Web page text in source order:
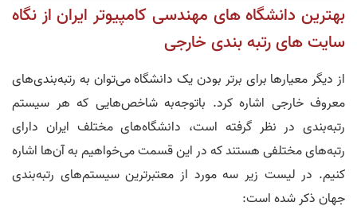
بهترین دانشگاه های مهندسی کامپیوتر ایران از نگاه
سایت های رتبه بندی خارجی
از دیگر معیار‌ها برای برتر بودن یک دانشگاه می‌توان به رتبه‌بندی‌های
معروف خارجی اشاره کرد. باتوجه‌به شاخص‌هایی که هر سیستم
رتبه‌بندی در نظر گرفته است، دانشگاه‌های مختلف ایران دارای
رتبه‌های مختلفی هستند که در این قسمت می‌خواهیم به آن‌ها اشاره
کنیم. در لیست زیر سه مورد از معتبر‌ترین سیستم‌های رتبه‌بندی
جهان ذکر شده است: